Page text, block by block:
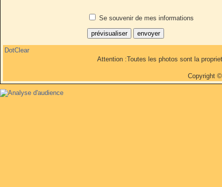
Se souvenir de mes informations
DotClear
Attention :Toutes les photos sont la
Copyright